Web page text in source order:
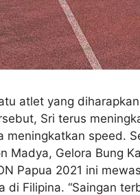
atlet yang
Sri terus
meningkatkan speed.
Madya, Gelora Bung
Papua 2021 ini
di Filipina. “Saingan